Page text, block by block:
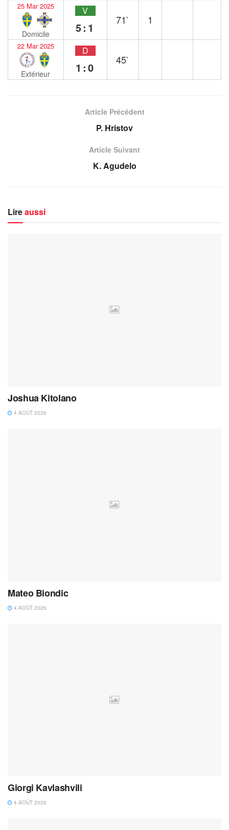
25 Mar 2025
Domicile
V
5:1
71` 1
22 Mar 2025
Extérieur
D
1:0
45`
Article Précédent
P. Hristov
Article Suivant
K. Agudelo
Lireaussi
Joshua Kitolano
4 AOÛT 2026
Mateo Biondic
4 AOÛT 2026
Giorgi Kavlashvili
4 AOÛT 2026